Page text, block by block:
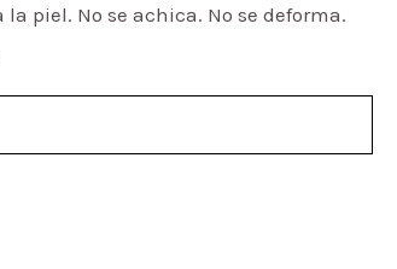
piel. No se achica. No se deforma.